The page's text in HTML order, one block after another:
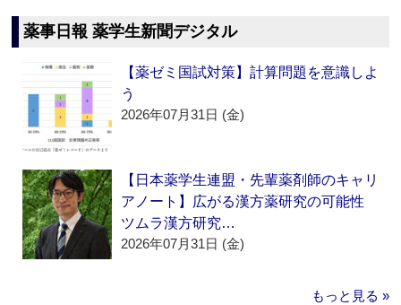
薬事日報 薬学生新聞デジタル
【薬ゼミ国試対策】計算問題を意識しよ
う
2026年07月31日 (金)
【日本薬学生連盟・先輩薬剤師のキャリ
アノート】広がる漢方薬研究の可能性
ツムラ漢方研究…
2026年07月31日 (金)
もっと見る »